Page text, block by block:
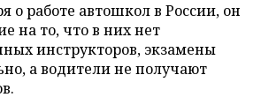
о работе автошкол в России, он
на то, что в них нет
инструкторов, экзамены
а водители не получают